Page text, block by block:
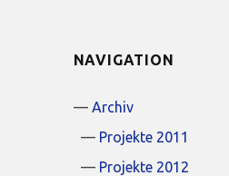
NAVIGATION
Archiv
Projekte 2011
Projekte 2012